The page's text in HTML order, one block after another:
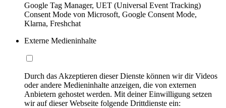
Google Tag Manager, UET (Universal Event Tracking)
Consent Mode von Microsoft, Google Consent Mode,
Klarna, Freshchat
Externe Medieninhalte
Durch das Akzeptieren dieser Dienste können wir dir Videos
oder andere Medieninhalte anzeigen, die von externen
Anbietern gehostet werden. Mit deiner Einwilligung setzen
wir auf dieser Webseite folgende Drittdienste ein: